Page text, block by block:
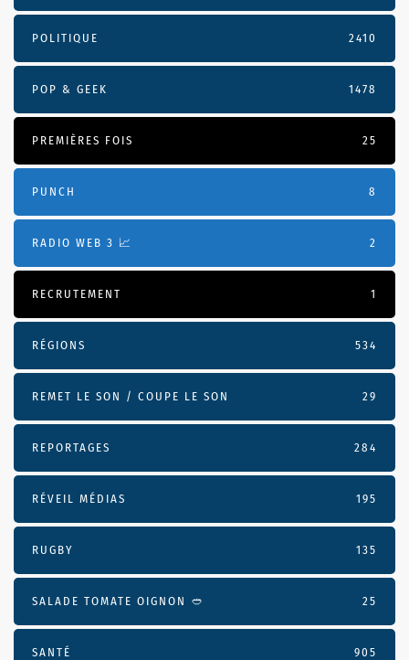
POLITIQUE 2410
POP & GEEK 1478
PREMIÈRES FOIS 25
PUNCH 8
RADIO WEB 3 📈 2
RECRUTEMENT 1
RÉGIONS 534
REMET LE SON / COUPE LE SON 29
REPORTAGES 284
RÉVEIL MÉDIAS 195
RUGBY 135
SALADE TOMATE OIGNON 🥙 25
SANTÉ 905